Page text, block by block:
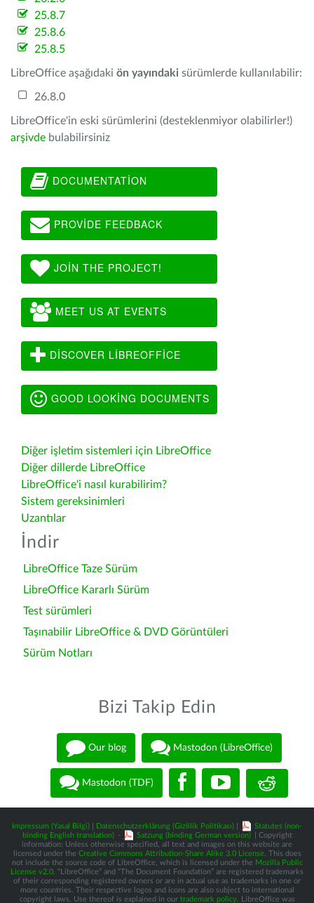
25.8.7
25.8.6
25.8.5
LibreOffice aşağıdaki ön yayındaki sürümlerde kullanılabilir:
26.8.0
LibreOffice'in eski sürümlerini (desteklenmiyor olabilirler!)
arşivde bulabilirsiniz
DOCUMENTATION
PROVIDE FEEDBACK
JOIN THE PROJECT!
MEET US AT EVENTS
DISCOVER LIBREOFFICE
GOOD LOOKING DOCUMENTS
Diğer işletim sistemleri için LibreOffice
Diğer dillerde LibreOffice
LibreOffice'i nasıl kurabilirim?
Sistem gereksinimleri
Uzantılar
İndir
LibreOffice Taze Sürüm
LibreOffice Kararlı Sürüm
Test sürümleri
Taşınabilir LibreOffice & DVD Görüntüleri
Sürüm Notları
Bizi Takip Edin
Our blog Mastodon (LibreOffice)
Mastodon (TDF)
Impressum (Yasal Bilgi) Datenschutzerklärung (Gizlilik Politikası)
Statutes (non-
binding English translation) - Satzung (binding German version)
| Copyright
information: Unless otherwise specified, all text and images on this website are
licensed under the Creative Commons Attribution-Share Alike 3.0 License. This does
not include the source code of LibreOffice, which is licensed under the Mozilla Public
License v2.0 . “LibreOffice” and “The Document Foundation” are registered trademarks
of their corresponding registered owners or are in actual use as trademarks in one or
more countries. Their respective logos and icons are also subject to international
copyright laws. Use thereof is explained in our trademark policy. LibreOffice was